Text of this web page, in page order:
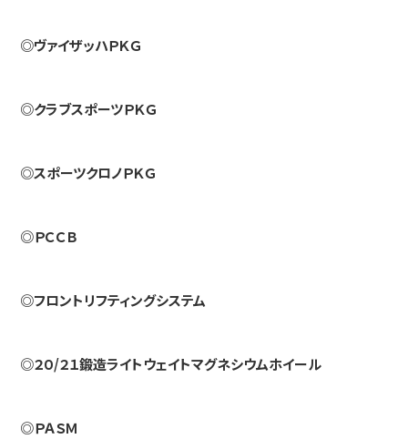
◎ヴァイザッハＰＫＧ
◎クラブスポーツＰＫＧ
◎スポーツクロノＰＫＧ
◎ＰＣＣＢ
◎フロントリフティングシステム
◎２０/２１鍛造ライトウェイトマグネシウムホイール
◎ＰＡＳＭ